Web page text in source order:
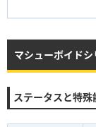
マシューボイド
ステータスと特殊